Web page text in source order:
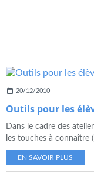
20/12/2010
Outils pour les
Dans le cadre des
les touches à connaître
EN SAVOIR PLUS